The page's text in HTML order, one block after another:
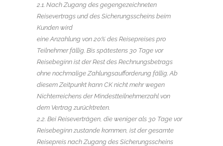
2.1. Nach Zugang des gegengezeichneten
Reisevertrags und des Sicherungsscheins beim
Kunden wird
eine Anzahlung von 20% des Reisepreises pro
Teilnehmer fällig. Bis spätestens 30 Tage vor
Reisebeginn ist der Rest des Rechnungsbetrags
ohne nochmalige Zahlungsaufforderung fällig. Ab
diesem Zeitpunkt kann CK nicht mehr wegen
Nichterreichens der Mindestteilnehmerzahl von
dem Vertrag zurücktreten.
2.2. Bei Reiseverträgen, die weniger als 30 Tage vor
Reisebeginn zustande kommen, ist der gesamte
Reisepreis nach Zugang des Sicherungsscheins